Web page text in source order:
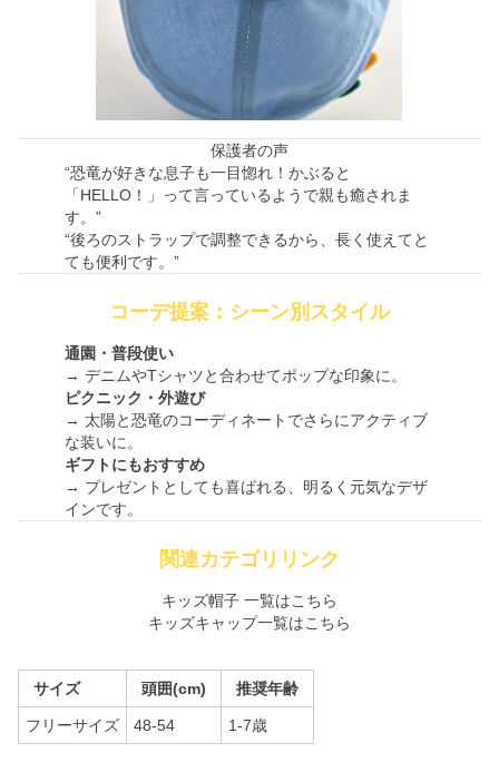
保護者の声
“恐竜が好きな息子も一目惚れ！かぶると
「HELLO！」って言っているようで親も癒されま
す。”
“後ろのストラップで調整できるから、長く使えてと
ても便利です。”
コーデ提案：シーン別スタイル
通園・普段使い
→ デニムやTシャツと合わせてポップな印象に。
ピクニック・外遊び
→ 太陽と恐竜のコーディネートでさらにアクティブ
な装いに。
ギフトにもおすすめ
→ プレゼントとしても喜ばれる、明るく元気なデザ
インです。
関連カテゴリリンク
キッズ帽子 一覧はこちら
キッズキャップ一覧はこちら
サイズ 頭囲(cm) 推奨年齢
フリーサイズ 48-54 1-7歳